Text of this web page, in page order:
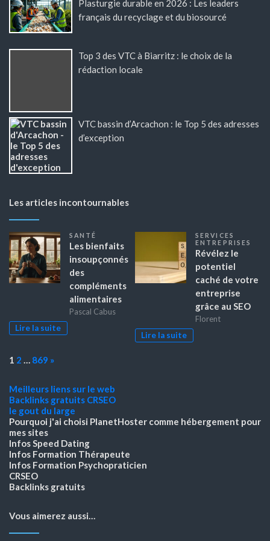
Plasturgie durable en 2026 : Les leaders
français du recyclage et du biosourcé
Top 3 des VTC à Biarritz : le choix de la
rédaction locale
VTC bassin d’Arcachon : le Top 5 des adresses
d’exception
Les articles incontournables
SANTÉ
Les bienfaits
insoupçonnés
des
compléments
alimentaires
Pascal Cabus
Lire la suite
SERVICES
ENTREPRISES
Révélez le
potentiel
caché de votre
entreprise
grâce au SEO
Florent
Lire la suite
Page:
1 2 … 869 Next
»
Meilleurs liens sur le web
Backlinks gratuits CRSEO
le gout du large
Pourquoi j'ai choisi PlanetHoster comme hébergement pour
mes sites
Infos Speed Dating
Infos Formation Thérapeute
Infos Formation Psychopraticien
CRSEO
Backlinks gratuits
Vous aimerez aussi…